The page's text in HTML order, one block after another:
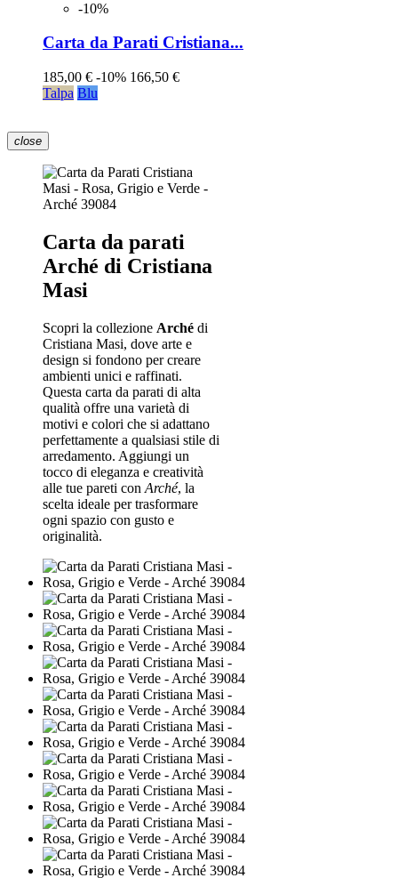
-10%
Carta da Parati Cristiana...
185,00 € -10% 166,50 €
Talpa Blu
close
Carta da parati
Arché di Cristiana
Masi
Scopri la collezione Arché di
Cristiana Masi, dove arte e
design si fondono per creare
ambienti unici e raffinati.
Questa carta da parati di alta
qualità offre una varietà di
motivi e colori che si adattano
perfettamente a qualsiasi stile di
arredamento. Aggiungi un
tocco di eleganza e creatività
alle tue pareti con Arché, la
scelta ideale per trasformare
ogni spazio con gusto e
originalità.